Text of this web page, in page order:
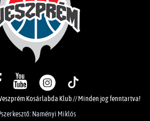
Kosárlabda Klub // Minden jog fenntartva!
Naményi Miklós